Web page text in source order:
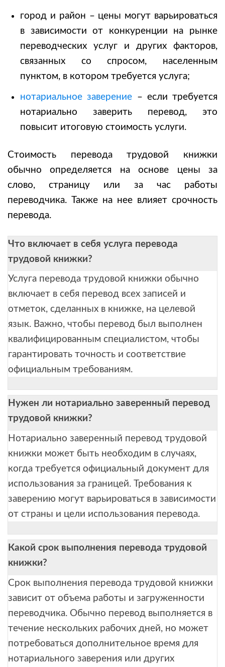
город и район – цены могут варьироваться
в зависимости от конкуренции на рынке
переводческих услуг и других факторов,
связанных со спросом, населенным
пунктом, в котором требуется услуга;
нотариальное заверение – если требуется
нотариально заверить перевод, это
повысит итоговую стоимость услуги.
Стоимость перевода трудовой книжки
обычно определяется на основе цены за
слово, страницу или за час работы
переводчика. Также на нее влияет срочность
перевода.
Что включает в себя услуга перевода
трудовой книжки?
Услуга перевода трудовой книжки обычно
включает в себя перевод всех записей и
отметок, сделанных в книжке, на целевой
язык. Важно, чтобы перевод был выполнен
квалифицированным специалистом, чтобы
гарантировать точность и соответствие
официальным требованиям.
Нужен ли нотариально заверенный перевод
трудовой книжки?
Нотариально заверенный перевод трудовой
книжки может быть необходим в случаях,
когда требуется официальный документ для
использования за границей. Требования к
заверению могут варьироваться в зависимости
от страны и цели использования перевода.
Какой срок выполнения перевода трудовой
книжки?
Срок выполнения перевода трудовой книжки
зависит от объема работы и загруженности
переводчика. Обычно перевод выполняется в
течение нескольких рабочих дней, но может
потребоваться дополнительное время для
нотариального заверения или других